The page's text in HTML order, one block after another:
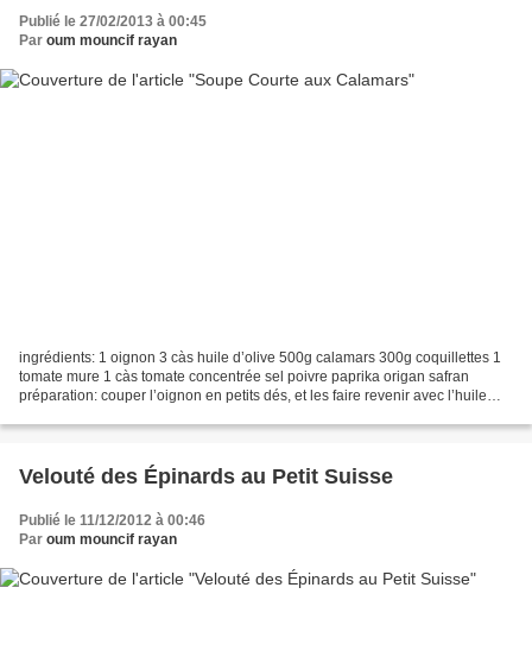
Publié le 27/02/2013 à 00:45
Par oum mouncif rayan
ingrédients: 1 oignon 3 càs huile d’olive 500g calamars 300g coquillettes 1
tomate mure 1 càs tomate concentrée sel poivre paprika origan safran
préparation: couper l’oignon en petits dés, et les faire revenir avec l’huile
Velouté des Épinards au Petit Suisse
Publié le 11/12/2012 à 00:46
Par oum mouncif rayan